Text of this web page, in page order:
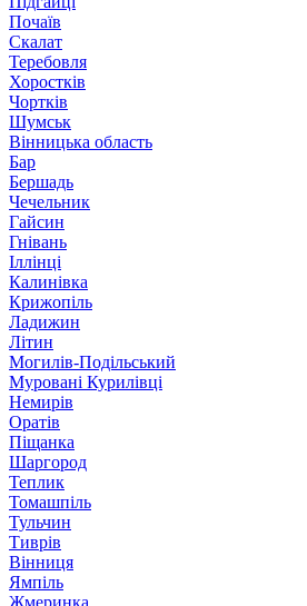
Почаїв
Скалат
Теребовля
Хоростків
Чортків
Шумськ
Вінницька область
Бар
Бершадь
Чечельник
Гайсин
Гнівань
Іллінці
Калинівка
Крижопіль
Ладижин
Літин
Могилів-Подільський
Муровані Курилівці
Немирів
Оратів
Піщанка
Шаргород
Теплик
Томашпіль
Тульчин
Тиврів
Вінниця
Ямпіль
Жмеринка